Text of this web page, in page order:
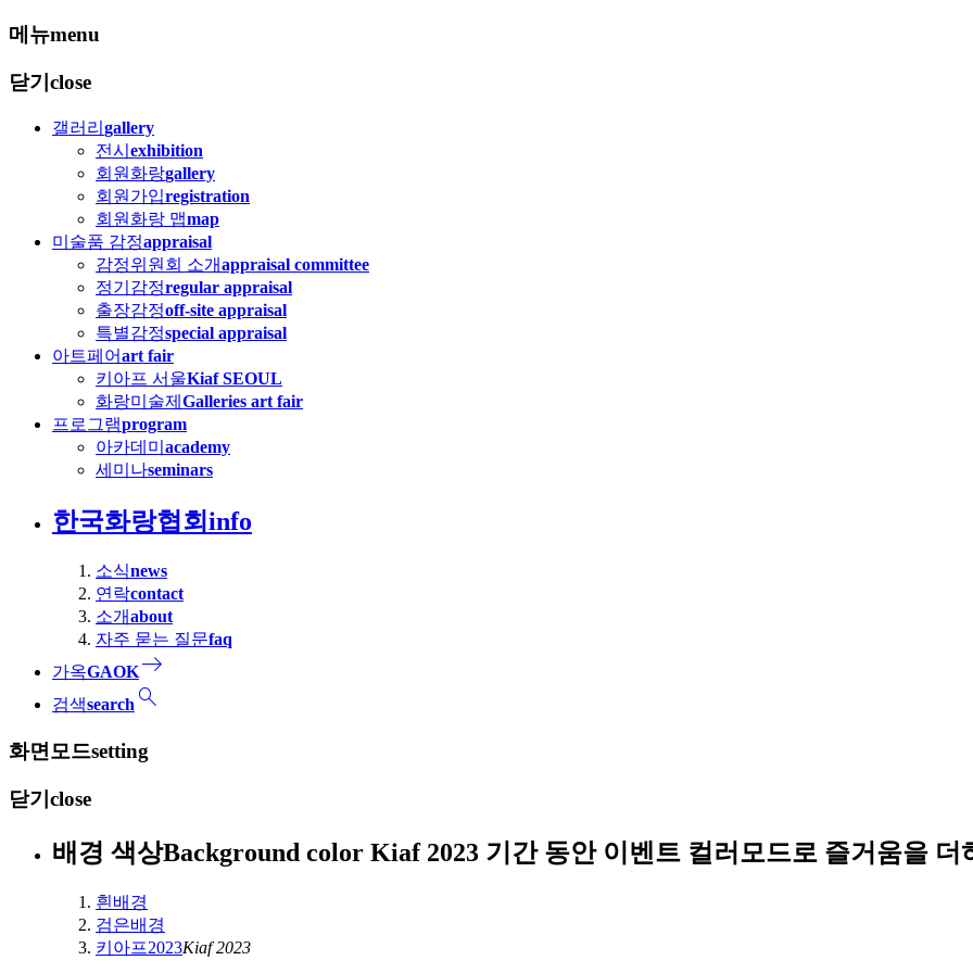
메뉴menu
닫기 close
갤러리 gallery
전시 exhibition
회원화랑gallery
회원가입registration
회원화랑 맵map
미술품 감정appraisal
감정위원회 소개appraisal committee
정기감정regular appraisal
출장감정off-site appraisal
특별감정special appraisal
아트페어art fair
키아프 서울Kiaf SEOUL
화랑미술제 Galleries art fair
프로그램program
아카데미 academy
세미나seminars
한국화랑협회info
소식news
연락contact
소개about
자주 묻는 질문faq
가옥GAOKeast
검색search search
화면모드setting
닫기 close
배경 색상Background color Kiaf 2023 기간 동안 이벤트 컬러모드로 즐거움을 더
흰배경
검은배경
키아프2023Kiaf 2023